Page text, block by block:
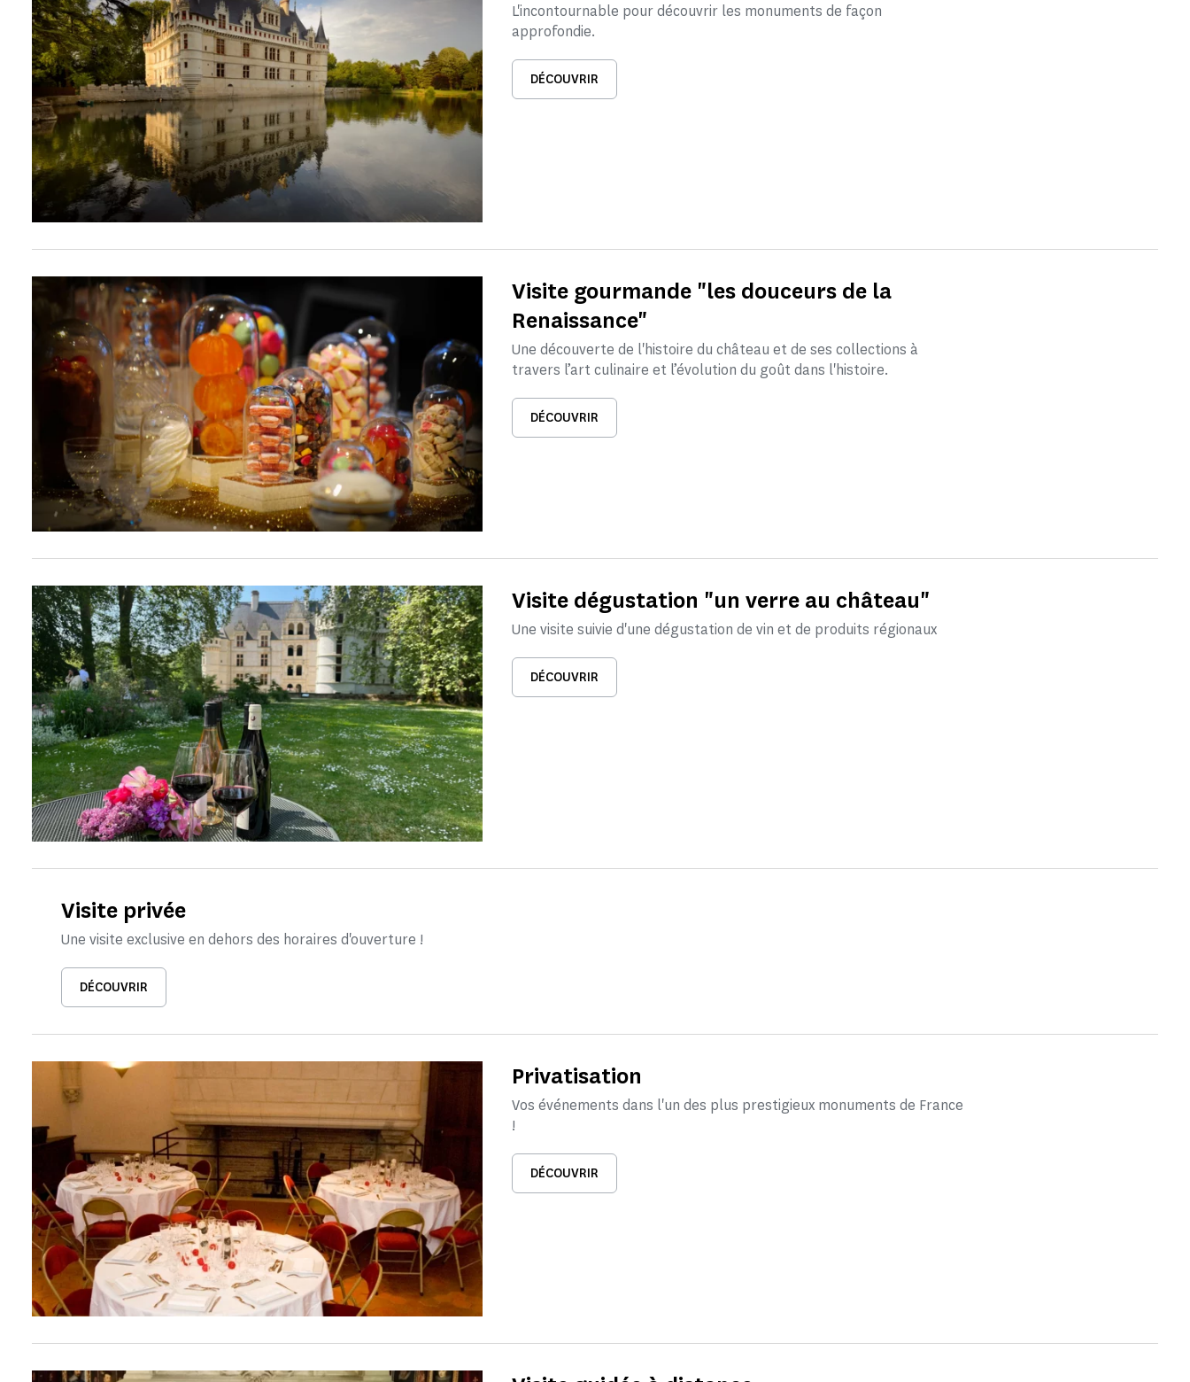
L'incontournable pour découvrir les monuments de façon
approfondie.
DÉCOUVRIR
Visite gourmande "les douceurs de la
Renaissance"
Une découverte de l'histoire du château et de ses collections à
travers l’art culinaire et l’évolution du goût dans l'histoire.
DÉCOUVRIR
Visite dégustation "un verre au château"
Une visite suivie d'une dégustation de vin et de produits régionaux
DÉCOUVRIR
Visite privée
Une visite exclusive en dehors des horaires d'ouverture !
DÉCOUVRIR
Privatisation
Vos événements dans l'un des plus prestigieux monuments de France
!
DÉCOUVRIR